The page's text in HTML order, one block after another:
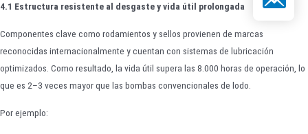
4.1 Estructura resistente al desgaste y vida útil prolongada
Componentes clave como rodamientos y sellos provienen de marcas
reconocidas internacionalmente y cuentan con sistemas de lubricación
optimizados. Como resultado, la vida útil supera las 8.000 horas de operación, lo
que es 2–3 veces mayor que las bombas convencionales de lodo.
Por ejemplo: